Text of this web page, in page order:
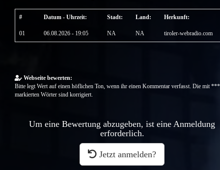
# Datum - Uhrzeit: Stadt: Land: Herkunft:
01 06.08.2026 - 19:05 NA NA tiroler-webradio.com
Webseite bewerten:
Bitte legt Wert auf einen höflichen Ton, wenn ihr einen Kommentar verfasst. Die mit ***
markierten Wörter sind korrigiert.
Um eine Bewertung abzugeben, ist eine Anmeldung
erforderlich.
Jetzt anmelden?